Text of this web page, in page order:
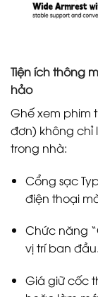
Tiện ích thông
hảo
Ghế xem phim
đơn) không chỉ
trong nhà:
Cổng sạc
điện thoại
Chức năng
vị trí ban đầu.
Giá giữ cốc